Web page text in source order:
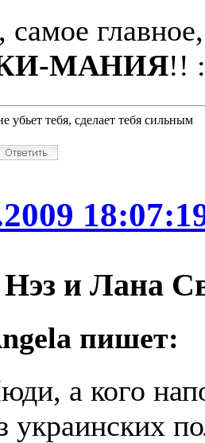
самое
МАНИЯ!!
убьет тебя, сделает тебя сильным
Нэз и Лана
пишет:
а кого
украинских